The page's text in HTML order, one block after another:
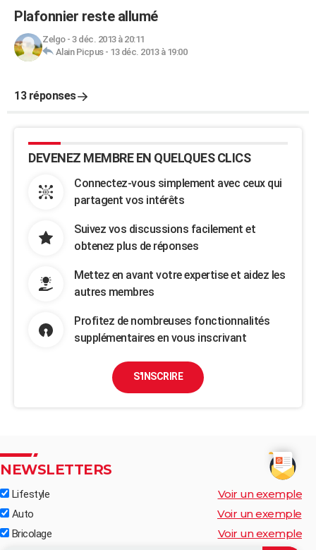
Plafonnier reste allumé
Zelgo- 3 déc. 2013 à 20:11
Alain Picpus- 13 déc. 2013 à 19:00
13 réponses
DEVENEZ MEMBRE EN QUELQUES CLICS
Connectez-vous simplement avec ceux qui
partagent vos intérêts
Suivez vos discussions facilement et
obtenez plus de réponses
Mettez en avant votre expertise et aidez les
autres membres
Profitez de nombreuses fonctionnalités
supplémentaires en vous inscrivant
S'INSCRIRE
NEWSLETTERS
Lifestyle Voir un exemple
Auto Voir un exemple
Bricolage Voir un exemple